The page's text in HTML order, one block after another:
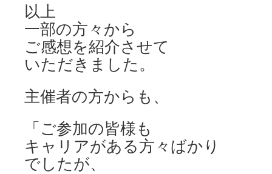
以上
一部の方々から
ご感想を紹介させて
いただきました。
主催者の方からも、
「ご参加の皆様も
キャリアがある方々ばかり
でしたが、